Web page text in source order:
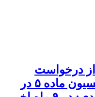
درخواست
تغییرکاربری باغات به کمیسیون ماده ۵ در